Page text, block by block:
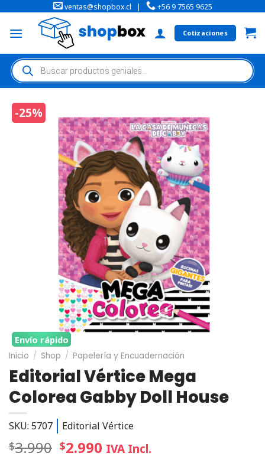
ventas@shopbox.cl | +56 9 7565 9625
Cotizaciones
-25%
Envío rápido
Inicio / Shop / Papelería y Encuadernación
Editorial Vértice Mega
Colorea Gabby Doll House
SKU: 5707 Editorial Vértice
$3.990 $2.990 IVA Incl.